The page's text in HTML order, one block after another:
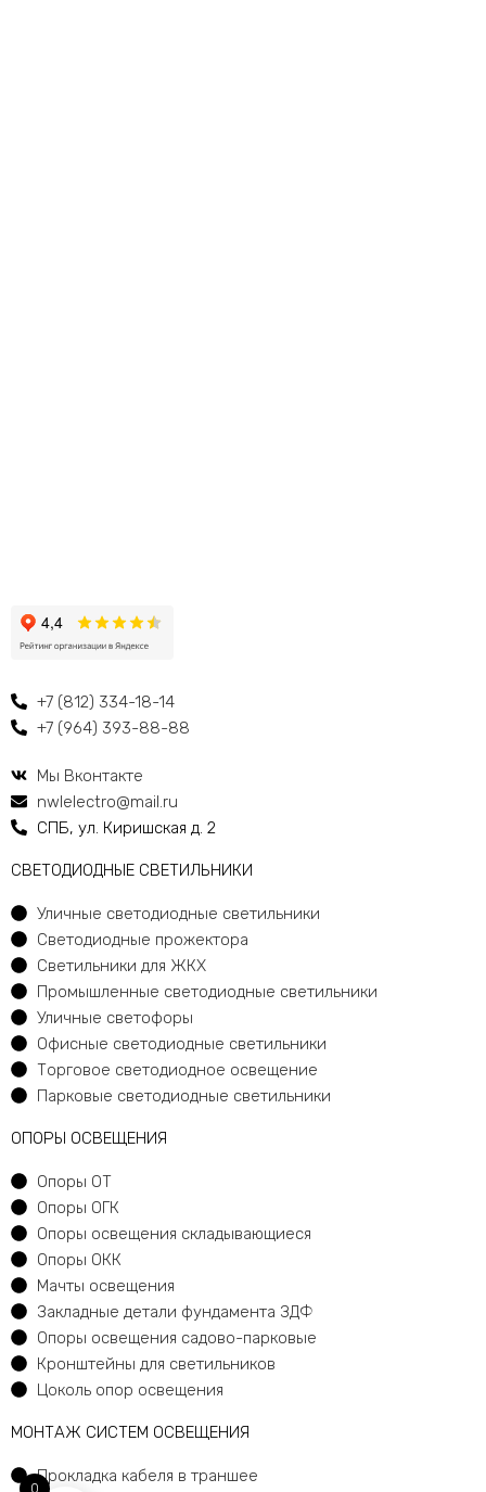
+7 (812) 334-18-14
+7 (964) 393-88-88
Мы Вконтакте
nwlelectro@mail.ru
СПБ, ул. Киришская д. 2
CВЕТОДИОДНЫЕ СВЕТИЛЬНИКИ
Уличные светодиодные светильники
Светодиодные прожектора
Светильники для ЖКХ
Промышленные светодиодные светильники
Уличные светофоры
Офисные светодиодные светильники
Торговое светодиодное освещение
Парковые светодиодные светильники
ОПОРЫ ОСВЕЩЕНИЯ
Опоры ОТ
Опоры ОГК
Опоры освещения складывающиеся
Опоры ОКК
Мачты освещения
Закладные детали фундамента ЗДФ
Опоры освещения садово-парковые
Кронштейны для светильников
Цоколь опор освещения
МОНТАЖ СИСТЕМ ОСВЕЩЕНИЯ
Прокладка кабеля в траншее
0